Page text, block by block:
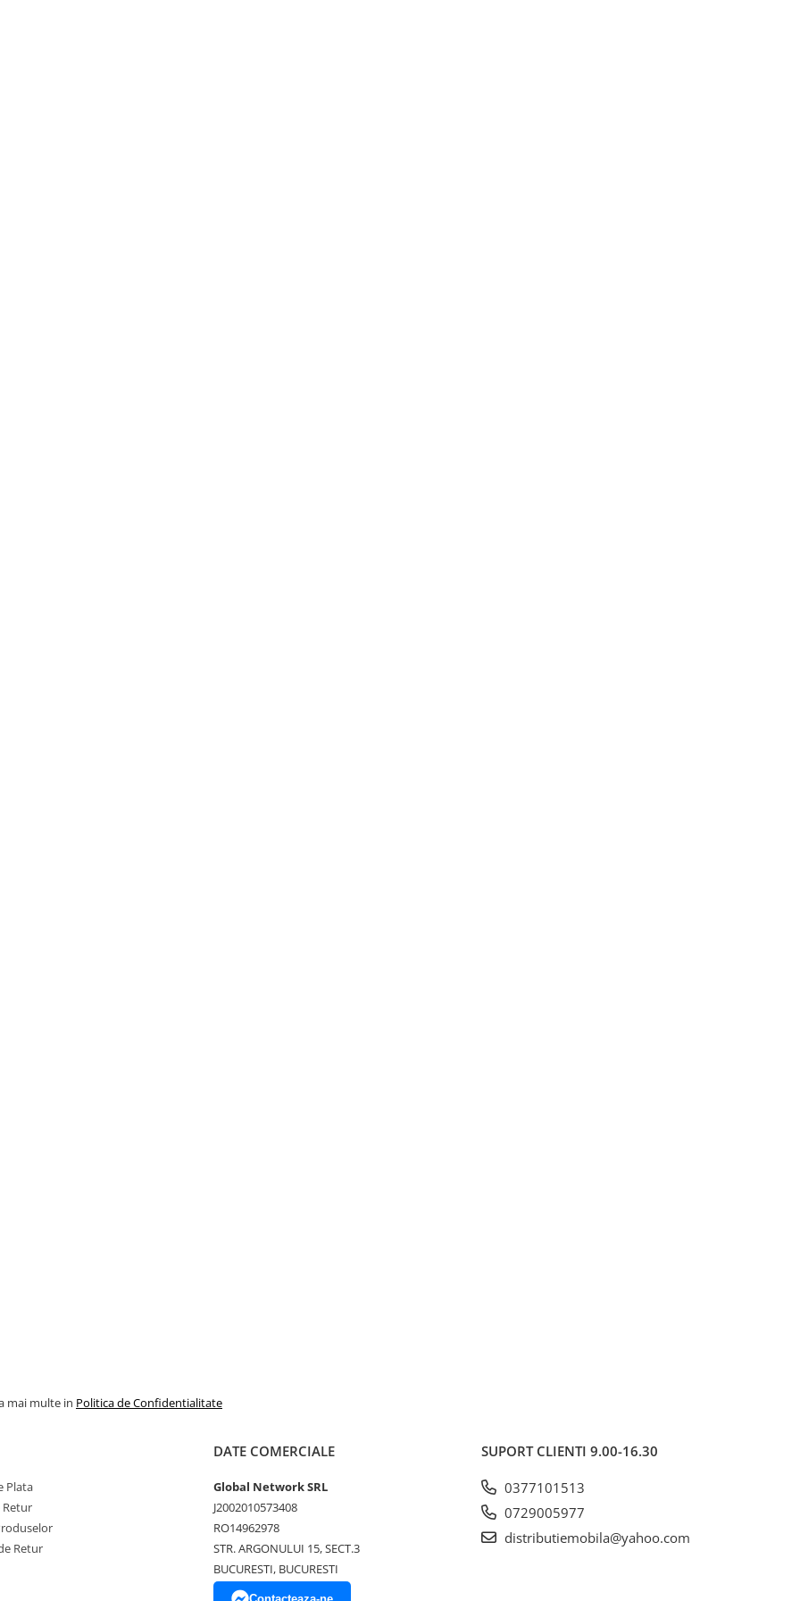
mai multe in Politica de Confidentialitate
Plata
Retur
Retur
DATE COMERCIALE
Global Network SRL
J2002010573408
RO14962978
STR. ARGONULUI 15, SECT.3
BUCURESTI, BUCURESTI
SUPORT CLIENTI 9.00-16.30
0377101513
0729005977
distributiemobila@yahoo.com